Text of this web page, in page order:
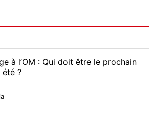
à l’OM : Qui doit être le prochain
?